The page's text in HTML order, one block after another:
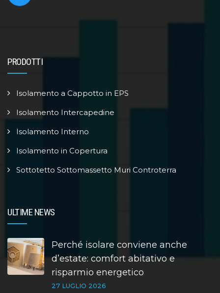
PRODOTTI
Isolamento a Cappotto in EPS
Isolamento Intercapedine
Isolamento Interno
Isolamento in Copertura
Sottotetto Sottomassetto Muri Controterra
ULTIME NEWS
Perché isolare conviene anche
d’estate: comfort abitativo e
risparmio energetico
27 LUGLIO 2026